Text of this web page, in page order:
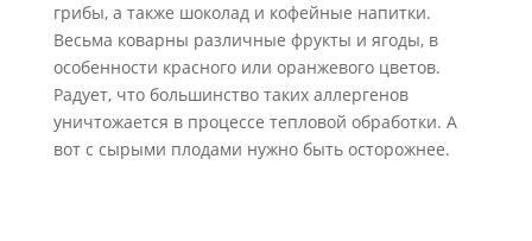
грибы, а также шоколад и кофейные напитки.
Весьма коварны различные фрукты и ягоды, в
особенности красного или оранжевого цветов.
Радует, что большинство таких аллергенов
уничтожается в процессе тепловой обработки. А
вот с сырыми плодами нужно быть осторожнее.